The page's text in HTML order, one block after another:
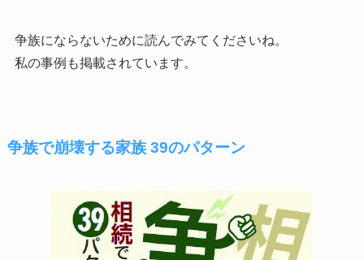
争族にならないために読んでみてくださいね。
私の事例も掲載されています。
争族で崩壊する家族 39のパターン